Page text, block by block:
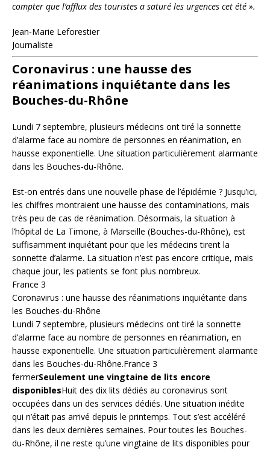
compter que l’afflux des touristes a saturé les urgences cet été ».
Jean-Marie Leforestier
Journaliste
Coronavirus : une hausse des
réanimations inquiétante dans les
Bouches-du-Rhône
Lundi 7 septembre, plusieurs médecins ont tiré la sonnette
d’alarme face au nombre de personnes en réanimation, en
hausse exponentielle. Une situation particulièrement alarmante
dans les Bouches-du-Rhône.
Est-on entrés dans une nouvelle phase de l’épidémie ? Jusqu’ici,
les chiffres montraient une hausse des contaminations, mais
très peu de cas de réanimation. Désormais, la situation à
l’hôpital de La Timone, à Marseille (Bouches-du-Rhône), est
suffisamment inquiétant pour que les médecins tirent la
sonnette d’alarme. La situation n’est pas encore critique, mais
chaque jour, les patients se font plus nombreux.
France 3
Coronavirus : une hausse des réanimations inquiétante dans
les Bouches-du-Rhône
Lundi 7 septembre, plusieurs médecins ont tiré la sonnette
d’alarme face au nombre de personnes en réanimation, en
hausse exponentielle. Une situation particulièrement alarmante
dans les Bouches-du-Rhône.France 3
fermerSeulement une vingtaine de lits encore
disponiblesHuit des dix lits dédiés au coronavirus sont
occupées dans un des services dédiés. Une situation inédite
qui n’était pas arrivé depuis le printemps. Tout s’est accéléré
dans les deux dernières semaines. Pour toutes les Bouches-
du-Rhône, il ne reste qu’une vingtaine de lits disponibles pour